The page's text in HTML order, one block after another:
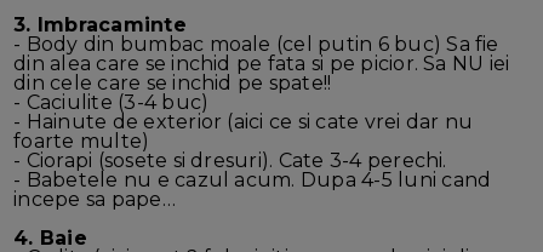
3. Imbracaminte
- Body din bumbac moale (cel putin 6 buc) Sa fie
din alea care se inchid pe fata si pe picior. Sa NU iei
din cele care se inchid pe spate!!
- Caciulite (3-4 buc)
- Hainute de exterior (aici ce si cate vrei dar nu
foarte multe)
- Ciorapi (sosete si dresuri). Cate 3-4 perechi.
- Babetele nu e cazul acum. Dupa 4-5 luni cand
incepe sa pape…
4. Baie